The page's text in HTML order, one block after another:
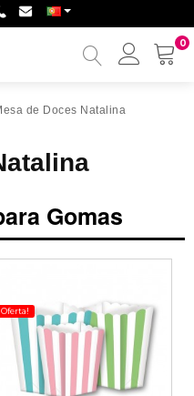
0
Minha
de Doces Natalina
Gomas
Oferta!